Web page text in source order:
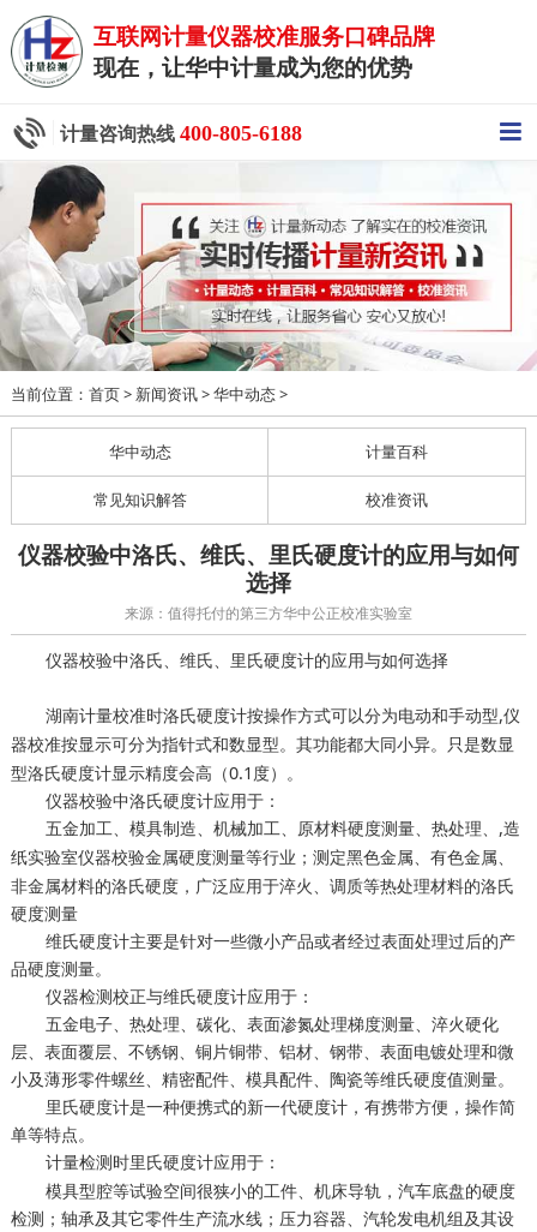
互联网计量仪器校准服务口碑品牌
现在，让华中计量成为您的优势
计量咨询热线 400-805-6188
当前位置： 首页> 新闻资讯> 华中动态>
华中动态 计量百科
常见知识解答 校准资讯
仪器校验中洛氏、维氏、里氏硬度计的应用与如何
选择
来源：值得托付的第三方华中公正校准实验室
仪器校验中洛氏、维氏、里氏硬度计的应用与如何选择
湖南计量校准时洛氏硬度计按操作方式可以分为电动和手动型,仪
器校准按显示可分为指针式和数显型。其功能都大同小异。只是数显
型洛氏硬度计显示精度会高（0.1度）。
仪器校验中洛氏硬度计应用于：
五金加工、模具制造、机械加工、原材料硬度测量、热处理、,造
纸实验室仪器校验金属硬度测量等行业；测定黑色金属、有色金属、
非金属材料的洛氏硬度，广泛应用于淬火、调质等热处理材料的洛氏
硬度测量
维氏硬度计主要是针对一些微小产品或者经过表面处理过后的产
品硬度测量。
仪器检测校正与维氏硬度计应用于：
五金电子、热处理、碳化、表面渗氮处理梯度测量、淬火硬化
层、表面覆层、不锈钢、铜片铜带、铝材、钢带、表面电镀处理和微
小及薄形零件螺丝、精密配件、模具配件、陶瓷等维氏硬度值测量。
里氏硬度计是一种便携式的新一代硬度计，有携带方便，操作简
单等特点。
计量检测 时里氏硬度计应用于：
模具型腔等试验空间很狭小的工件、机床导轨，汽车底盘的硬度
检测；轴承及其它零件生产流水线；压力容器、汽轮发电机组及其设